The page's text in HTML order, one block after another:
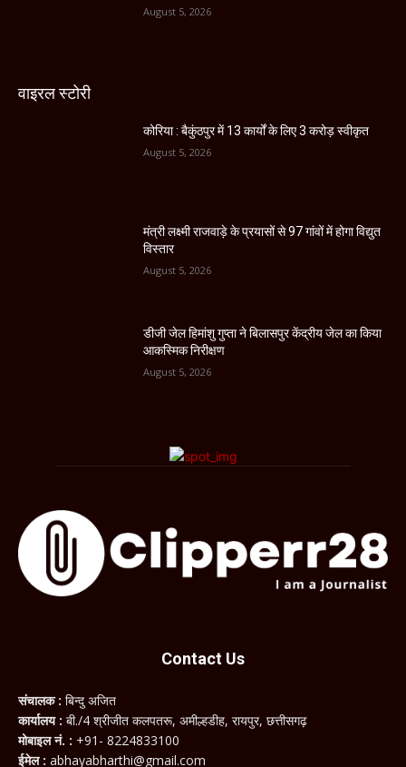
August 5, 2026
वाइरल स्टोरी
कोरिया : बैकुंठपुर में 13 कार्यों के लिए 3 करोड़ स्वीकृत
August 5, 2026
मंत्री लक्ष्मी राजवाड़े के प्रयासों से 97 गांवों में होगा विद्युत
विस्तार
August 5, 2026
डीजी जेल हिमांशु गुप्ता ने बिलासपुर केंद्रीय जेल का किया
आकस्मिक निरीक्षण
August 5, 2026
Contact Us
संचालक : बिन्दु अजित
कार्यालय : बी./4 श्रीजीत कलपतरू, अमील्हडीह, रायपुर, छत्तीसगढ़
मोबाइल नं. : +91- 8224833100
ईमेल : abhayabharthi@gmail.com